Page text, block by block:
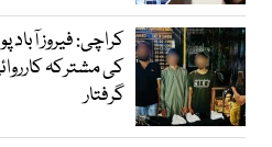
کراچی: فیروز
گرفتار